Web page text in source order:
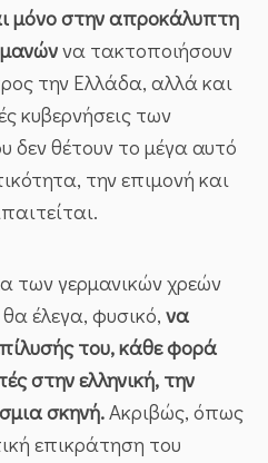
μόνο στην απροκάλυπτη
να τακτοποιήσουν
την Ελλάδα, αλλά και
κυβερνήσεις των
δεν θέτουν το μέγα αυτό
την επιμονή και
των γερμανικών χρεών
έλεγα, φυσικό, να
του, κάθε φορά
στην ελληνική, την
σκηνή.Ακριβώς, όπως
επικράτηση του